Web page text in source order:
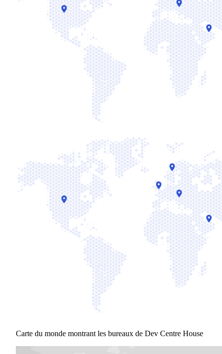
Carte du monde montrant les bureaux de Dev Centre House